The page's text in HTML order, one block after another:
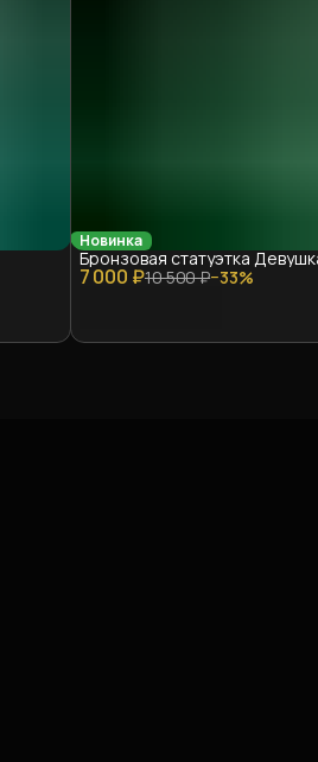
Новинка
7 000 ₽10 500 ₽−33%
Бронзовая статуэтка